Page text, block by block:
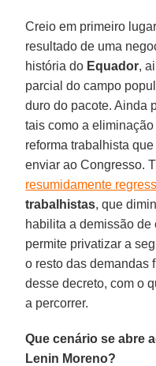
Creio em primeiro
resultado de uma
história do Equador,
parcial do campo
duro do pacote. Ainda
tais como a
reforma trabalhista
enviar ao Congresso.
resumidamente
trabalhistas, que
habilita a demissão
permite privatizar a
o resto das demandas
desse decreto, com o
a percorrer.
Que cenário se abre
Lenin Moreno?